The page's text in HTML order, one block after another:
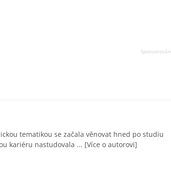
tematikou se začala věnovat hned po studiu
kariéru nastudovala ... [Více o autorovi]